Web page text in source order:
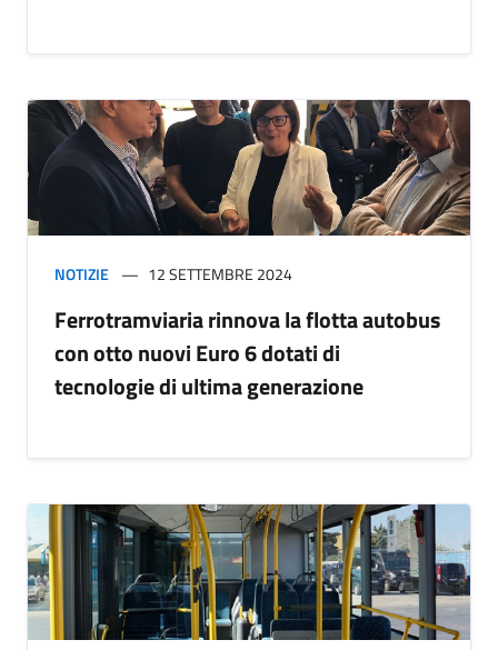
NOTIZIE 12 SETTEMBRE 2024
Ferrotramviaria rinnova la flotta autobus
con otto nuovi Euro 6 dotati di
tecnologie di ultima generazione